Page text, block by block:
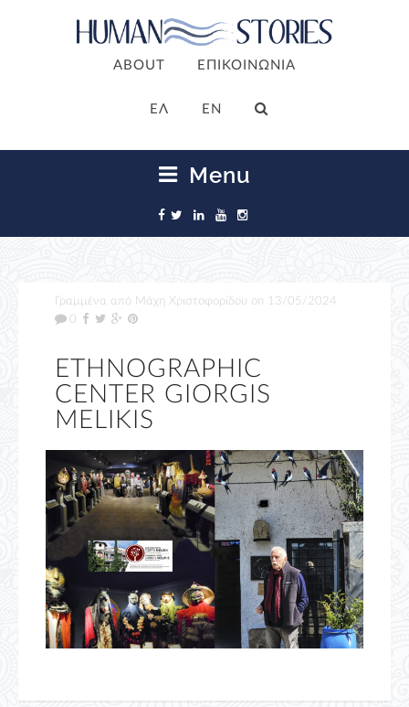
ABOUT ΕΠΙΚΟΙΝΩΝΙΑ
ΕΛ EN
Menu
Γραμμένα από Μάχη Χριστοφορίδου on 13/05/2024
0
ETHNOGRAPHIC
CENTER GIORGIS
MELIKIS